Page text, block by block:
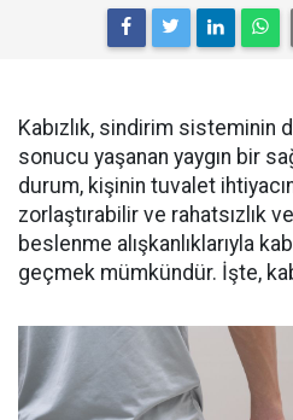
Kabızlık, sindirim sisteminin
sonucu yaşanan yaygın bir
durum, kişinin tuvalet
zorlaştırabilir ve rahatsızlık
beslenme alışkanlıklarıyla
geçmek mümkündür. İşte,